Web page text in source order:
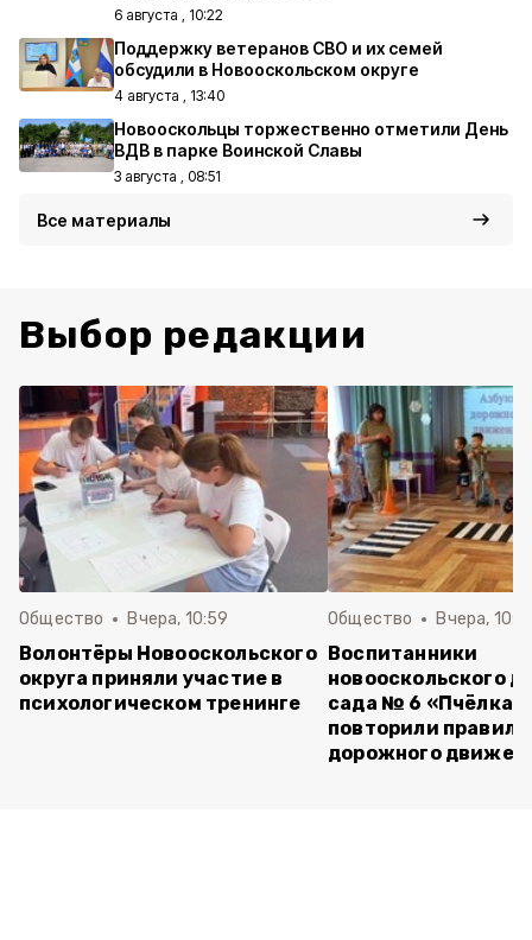
6 августа , 10:22
Поддержку ветеранов СВО и их семей
обсудили в Новооскольском округе
4 августа , 13:40
Новооскольцы торжественно отметили День
ВДВ в парке Воинской Славы
3 августа , 08:51
Все материалы
Выбор редакции
Общество Вчера, 10:59
Волонтёры Новооскольского
округа приняли участие в
психологическом тренинге
Общество Вчера,
Воспитанники
новооскольского
сада № 6 «Пчёлка»
повторили правила
дорожного